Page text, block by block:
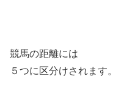
競馬の距離には
５つに区分けされます。